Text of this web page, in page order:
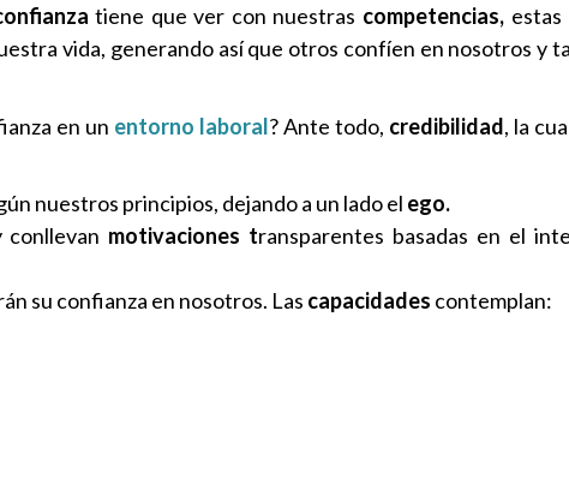
tiene que ver con nuestras competencias, estas
vida, generando así que otros confíen en nosotros y
en un entorno laboral? Ante todo, credibilidad, la
nuestros principios, dejando a un lado el ego.
conllevan motivaciones transparentes basadas en el
su confianza en nosotros. Las capacidades contemplan: